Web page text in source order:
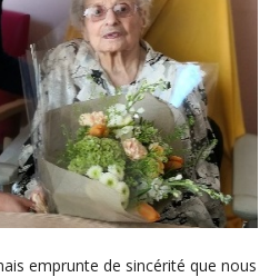
emprunte de sincérité que nous